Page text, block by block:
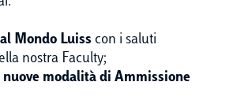
Mondo Luiss con i saluti
nostra Faculty;
nuove modalità di Ammissione